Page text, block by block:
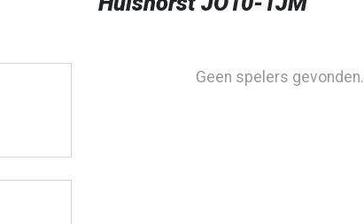
Geen spelers gevonden.